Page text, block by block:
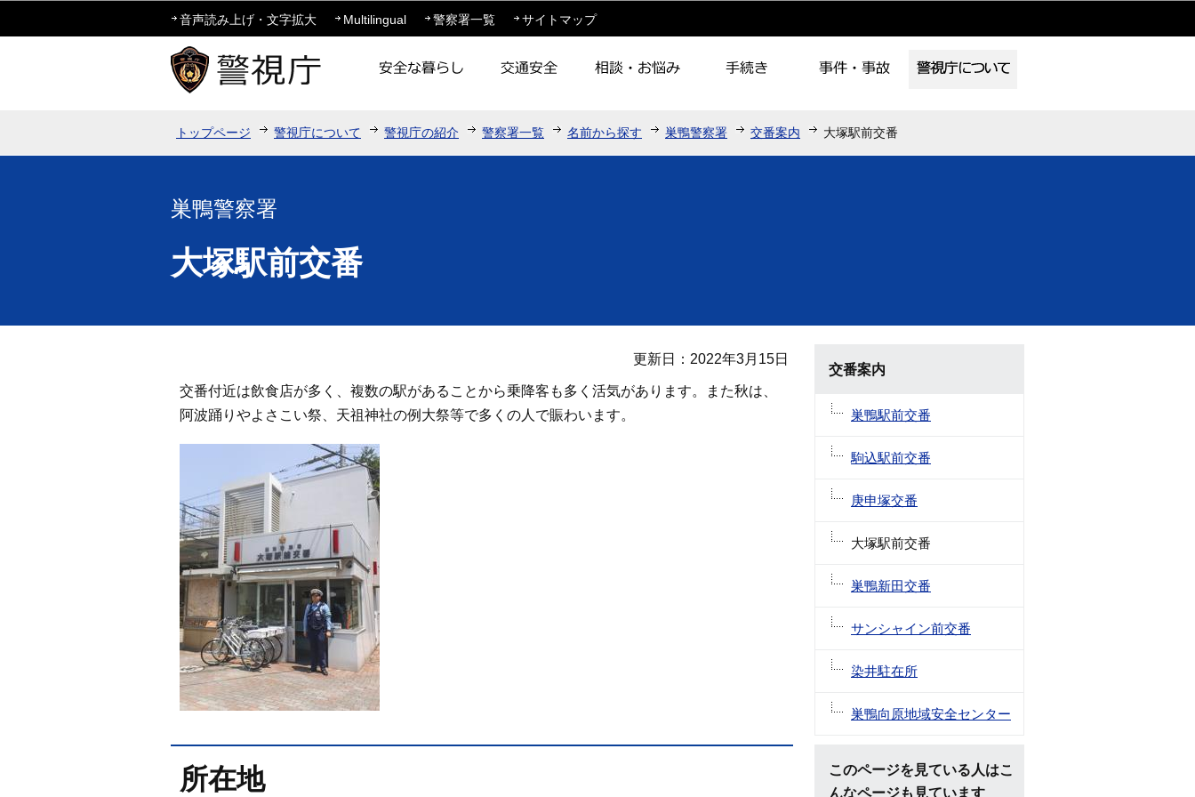
このページの本文へ移動
音声読み上げ・文字拡大 Multilingual 警察署一覧 サイトマップ
トップページ 警視庁について 警視庁の紹介 警察署一覧 名前から探す 巣鴨警察署 交番案内 大塚駅前交番
巣鴨警察署
大塚駅前交番
更新日：2022年3月15日
交番付近は飲食店が多く、複数の駅があることから乗降客も多く活気があります。また秋は、
阿波踊りやよさこい祭、天祖神社の例大祭等で多くの人で賑わいます。
所在地
交番案内
巣鴨駅前交番
駒込駅前交番
庚申塚交番
大塚駅前交番
巣鴨新田交番
サンシャイン前交番
染井駐在所
巣鴨向原地域安全センター
このページを見ている人はこ
んなページも見ています